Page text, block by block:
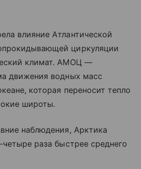
влияние Атлантической
циркуляции
климат. АМОЦ —
движения водных масс
которая переносит тепло
широты.
наблюдения, Арктика
четыре раза быстрее среднего